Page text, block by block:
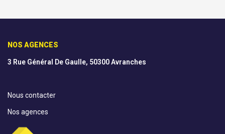
NOS AGENCES
3 Rue Général De Gaulle, 50300 Avranches
Nous contacter
Nos agences